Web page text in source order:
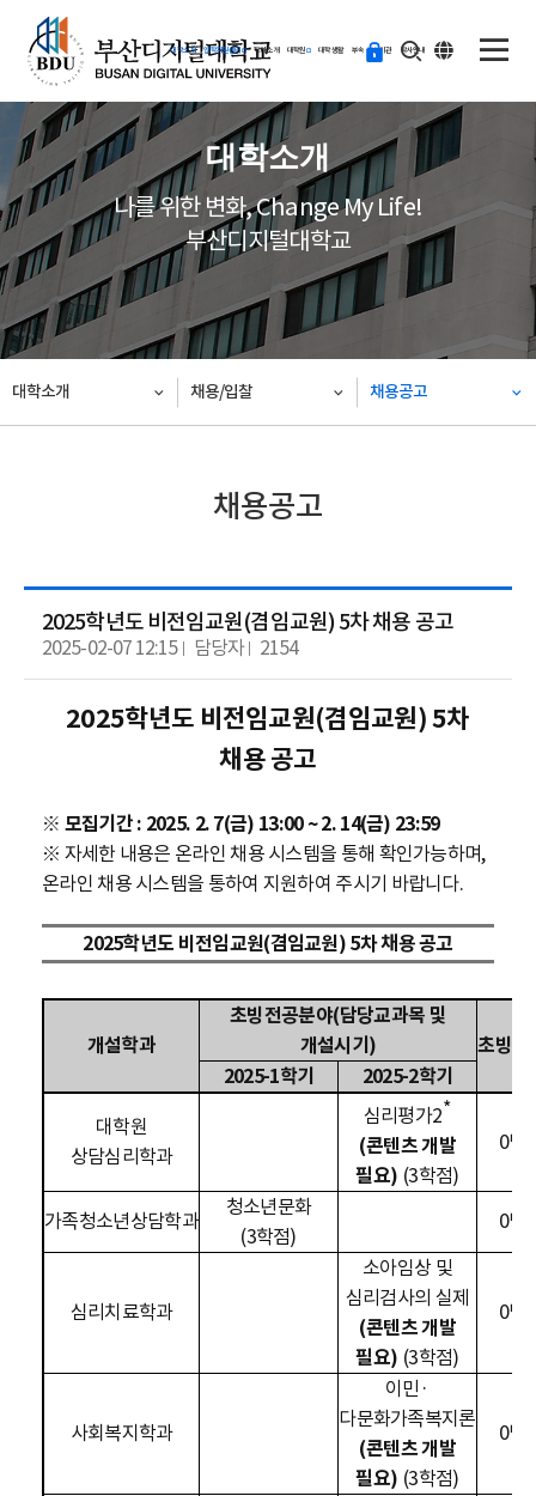
대학소개 입학지원센터 학과소개 대학원 대학생활 부속·부설기관 학사안내
등
기
ENG
대학소개
나를 위한 변화, Change My Life!
부산디지털대학교
대학소개 채용/입찰 채용공고
채용공고
2025학년도 비전임교원(겸임교원) 5차 채용 공고
2025-02-07 12:15 담당자 2154
2025학년도 비전임교원(겸임교원) 5차
채용 공고
※ 모집기간 : 2025. 2. 7(금) 13:00 ~ 2. 14(금) 23:59
※ 자세한 내용은 온라인 채용 시스템을 통해 확인가능하며,
온라인 채용 시스템을 통하여 지원하여 주시기 바랍니다.
2025학년도 비전임교원(겸임교원) 5차 채용 공고
개설학과
초빙전공분야(담당교과목 및
개설시기 )
초빙인
2025-1학기 2025-2학기
대학원
상담심리학과
심리평가2*
(콘텐츠 개발
필요) (3학점)
0명
가족청소년상담학과
청소년문화
(3학점)
0명
심리치료학과
소아임상 및
심리검사의 실제
(콘텐츠 개발
필요) (3학점)
0명
사회복지학과
이민 ·
다문화가족복지론
(콘텐츠 개발
필요) (3학점)
0명